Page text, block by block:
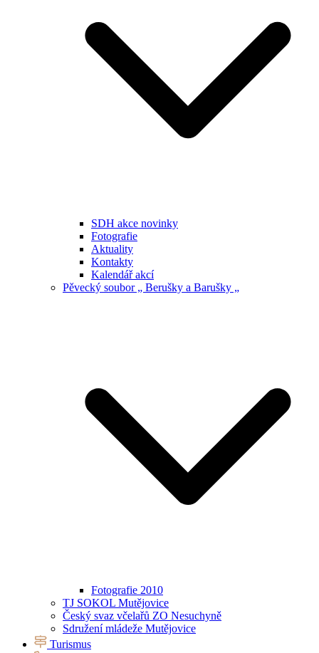
SDH akce novinky
Fotografie
Aktuality
Kontakty
Kalendář akcí
Pěvecký soubor „ Berušky a Barušky „
Fotografie 2010
TJ SOKOL Mutějovice
Český svaz včelařů ZO Nesuchyně
Sdružení mládeže Mutějovice
Turismus